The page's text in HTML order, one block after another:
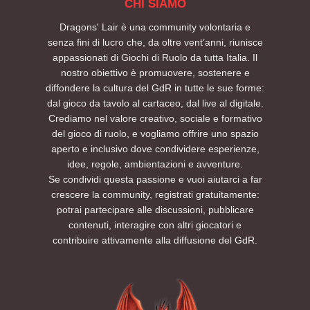
molto legato all'area conosciuta come la
Tenda Tolkien, attorno cui è stato costruito il
programma quest'anno con il fine di
intrecciare letteratura, mito, ecologia,
fumetto, poesia, filosofia e performance in un
unico spazio culturale. Saranno infatti
presenti molti laboratori e attività didattiche
molto interessanti.
Degno di nota per i membri di D'L che
vorranno parteciparvi è il padiglione
nominato Tenda dei Giochi (The Riddle Pit).
Quest'area è dedicata alle attività di gioco,
dove esperti e neofiti potranno cimentarsi in
sessioni multi-tavolo, partecipare a workshop
tematici, provare nuovi giochi in apposite
sessioni dimostrative, chiacchierare e
divertirsi.
Puoi partecipare da solo, con amici o con il
tuo gruppo: penseremo noi a organizzare i
tavoli e a farvi entrare subito nell’atmosfera.
La sessione sarà singola e autoconclusiva,
quindi non è necessario aver partecipato ad
altri eventi AETERNIS per godersi la storia
dall’inizio alla fine.
Per ulteriori informazioni consultate la
sezione FAQ di questo evento. Per esigenze
particolari è possibile contattarci tramite i
nostri canali social.
Non vediamo l’ora di vedervi lì.
Preparatevi a tirare l’iniziativa: tra tortelli,
colline e oscurità… la missione sta per
cominciare.
PRENOTA UN POSTO AL TAVOLO SUL NOSTRO
ed eventi futuri, seguite AETERNIS sui social e
su Eventbrite per ricevere le notifiche di
CHI SIAMO
Dragons' Lair è una community volontaria e
senza fini di lucro che, da oltre vent’anni, riunisce
appassionati di Giochi di Ruolo da tutta Italia. Il
nostro obiettivo è promuovere, sostenere e
diffondere la cultura del GdR in tutte le sue forme:
dal gioco da tavolo al cartaceo, dal live al digitale.
Crediamo nel valore creativo, sociale e formativo
del gioco di ruolo, e vogliamo offrire uno spazio
aperto e inclusivo dove condividere esperienze,
idee, regole, ambientazioni e avventure.
Se condividi questa passione e vuoi aiutarci a far
crescere la community, registrati gratuitamente:
potrai partecipare alle discussioni, pubblicare
contenuti, interagire con altri giocatori e
contribuire attivamente alla diffusione del GdR.